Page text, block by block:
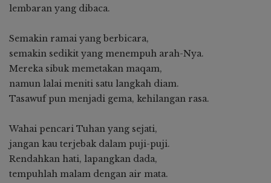
lembaran yang dibaca.
Semakin ramai yang berbicara,
semakin sedikit yang menempuh arah-Nya.
Mereka sibuk memetakan maqam,
namun lalai meniti satu langkah diam.
Tasawuf pun menjadi gema, kehilangan rasa.
Wahai pencari Tuhan yang sejati,
jangan kau terjebak dalam puji-puji.
Rendahkan hati, lapangkan dada,
tempuhlah malam dengan air mata.